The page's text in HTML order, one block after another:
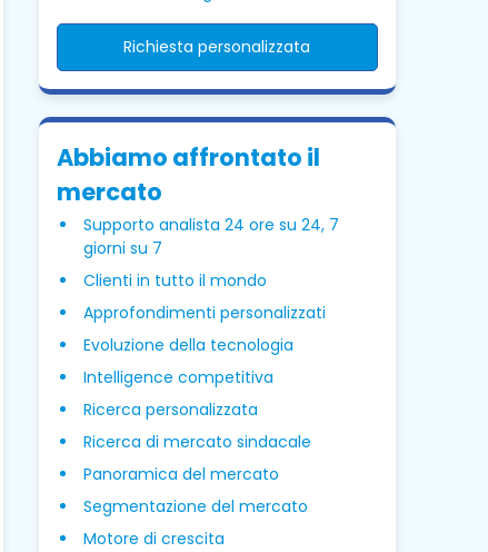
Richiesta personalizzata
Abbiamo affrontato il
mercato
Supporto analista 24 ore su 24, 7
giorni su 7
Clienti in tutto il mondo
Approfondimenti personalizzati
Evoluzione della tecnologia
Intelligence competitiva
Ricerca personalizzata
Ricerca di mercato sindacale
Panoramica del mercato
Segmentazione del mercato
Motore di crescita